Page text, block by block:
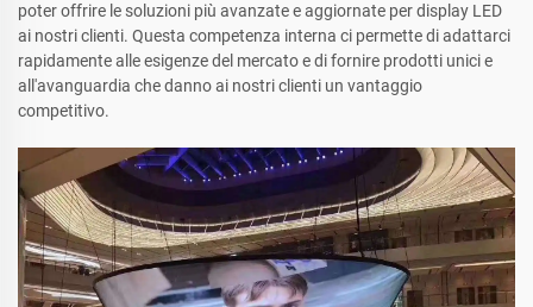
poter offrire le soluzioni più avanzate e aggiornate per display LED
ai nostri clienti. Questa competenza interna ci permette di adattarci
rapidamente alle esigenze del mercato e di fornire prodotti unici e
all'avanguardia che danno ai nostri clienti un vantaggio
competitivo.